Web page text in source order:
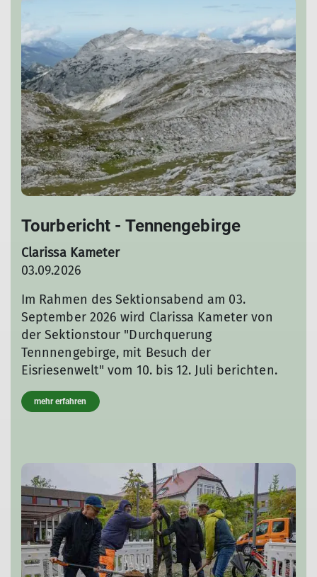
Tourbericht - Tennengebirge
Clarissa Kameter
03.09.2026
Im Rahmen des Sektionsabend am 03.
September 2026 wird Clarissa Kameter von
der Sektionstour "Durchquerung
Tennnengebirge, mit Besuch der
Eisriesenwelt" vom 10. bis 12. Juli berichten.
mehr erfahren